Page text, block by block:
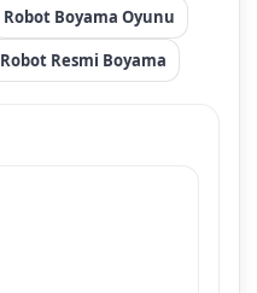
Robot Boyama Oyunu
Robot Resmi Boyama